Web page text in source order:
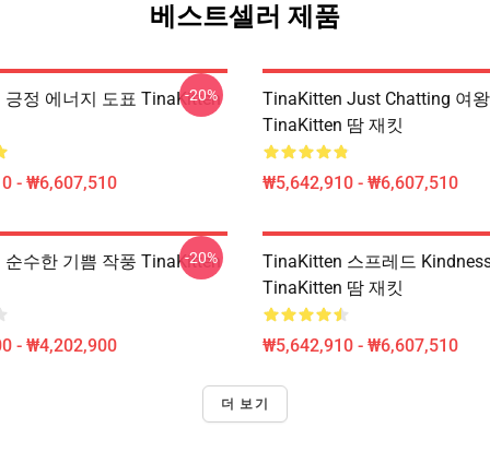
베스트셀러 제품
정 에너지 도표 TinaKitten
- ₩6,607,510
-20%
TinaKitten Just Chatting 여
TinaKitten 땀 재킷
₩5,642,910 - ₩6,607,510
수한 기쁨 작풍 TinaKitten
- ₩4,202,900
-20%
TinaKitten 스프레드
TinaKitten 땀 재킷
₩5,642,910 - ₩6,607,510
더 보기